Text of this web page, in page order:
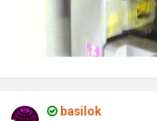
basilok